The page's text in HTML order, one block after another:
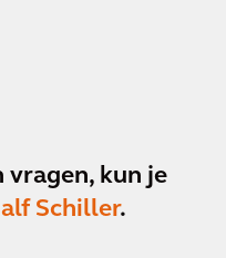
vragen, kun je
Schiller.